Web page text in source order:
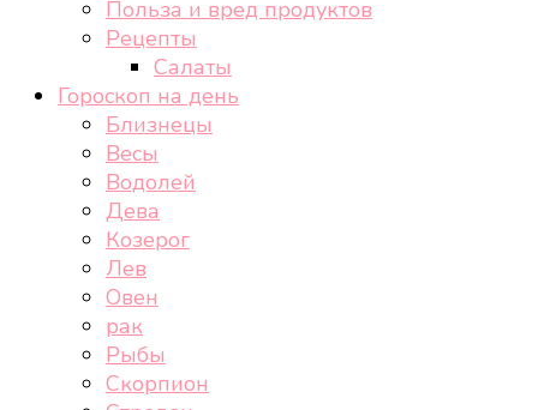
Польза и вред продуктов
Рецепты
Салаты
Гороскоп на день
Близнецы
Весы
Водолей
Дева
Козерог
Лев
Овен
рак
Рыбы
Скорпион